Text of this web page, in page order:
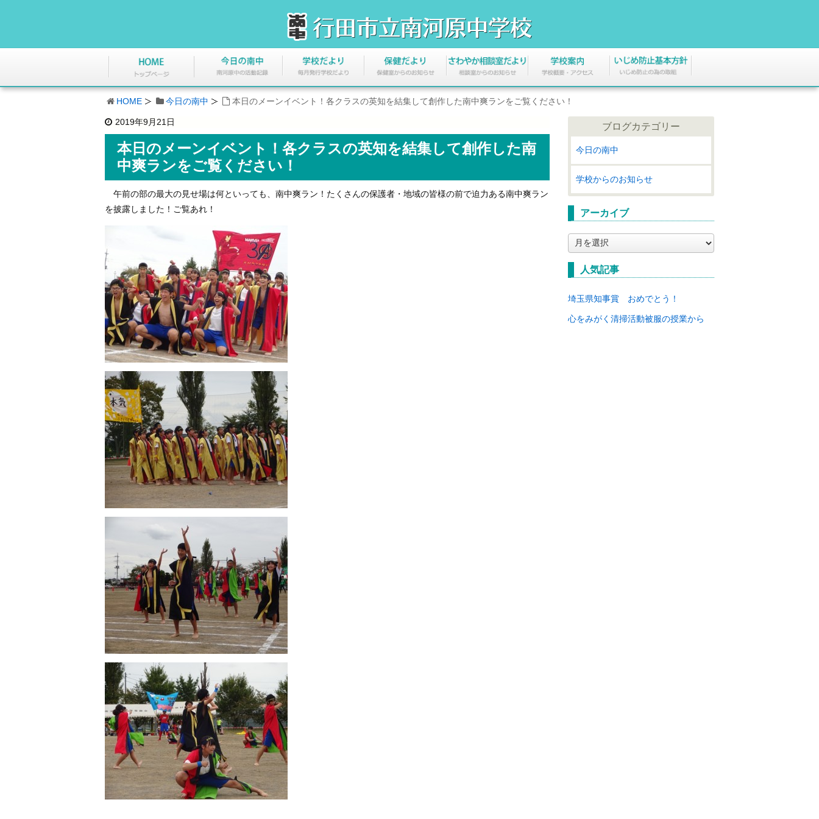
HOME 今日の南中 本日のメーンイベント！各クラスの英知を結集して創作した南中爽ランをご覧ください！
2019年9月21日
本日のメーンイベント！各クラスの英知を結集して創作した南
中爽ランをご覧ください！
午前の部の最大の見せ場は何といっても、南中爽ラン！たくさんの保護者・地域の皆様の前で迫力ある南中爽ラン
を披露しました！ご覧あれ！
ブログカテゴリー
今日の南中
学校からのお知らせ
アーカイブ
ー
カ
イ
人気記事
埼玉県知事賞 おめでとう！
心をみがく清掃活動被服の授業から